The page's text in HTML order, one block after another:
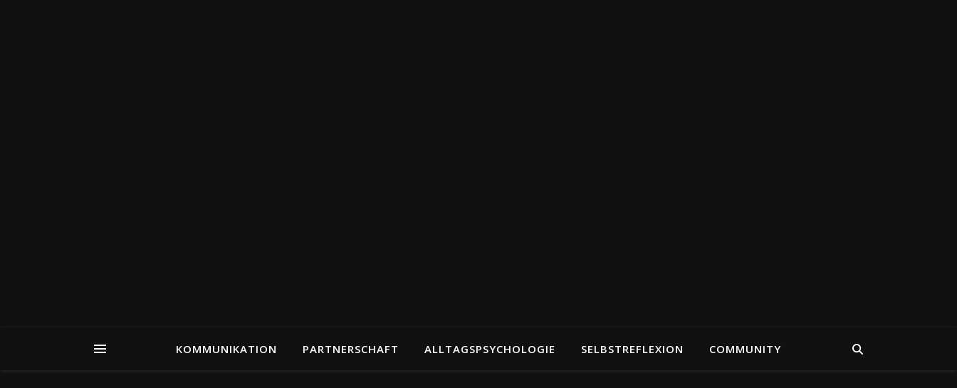
KOMMUNIKATION PARTNERSCHAFT ALLTAGSPSYCHOLOGIE SELBSTREFLEXION COMMUNITY